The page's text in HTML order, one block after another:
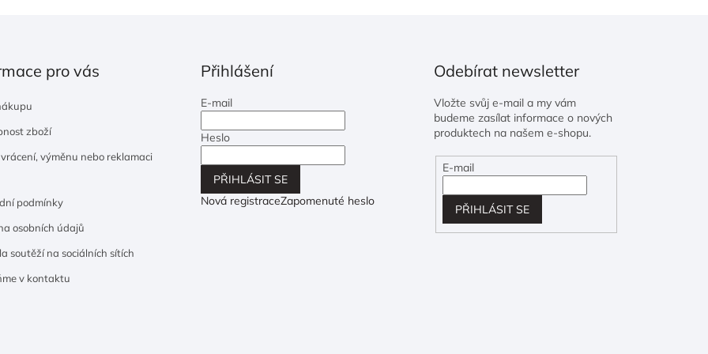
pro vás
zboží
vrácení, výměnu nebo reklamaci
podmínky
osobních údajů
soutěží na sociálních sítích
v kontaktu
Přihlášení
E-mail
Heslo
PŘIHLÁSIT SE
Nová registraceZapomenuté heslo
Odebírat newsletter
Vložte svůj e-mail a my vám
budeme zasílat informace o nových
produktech na našem e-shopu.
E-mail
PŘIHLÁSIT SE